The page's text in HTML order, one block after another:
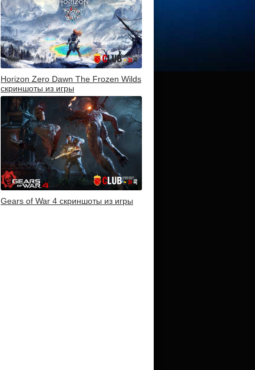
Horizon Zero Dawn The Frozen Wilds
скриншоты из игры
Gears of War 4 скриншоты из игры